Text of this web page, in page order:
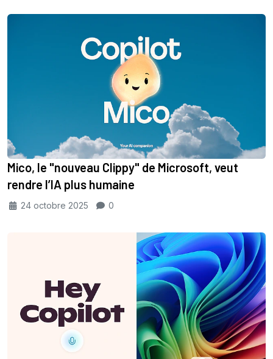
Mico, le "nouveau Clippy" de Microsoft, veut
rendre l’IA plus humaine
24 octobre 2025 0